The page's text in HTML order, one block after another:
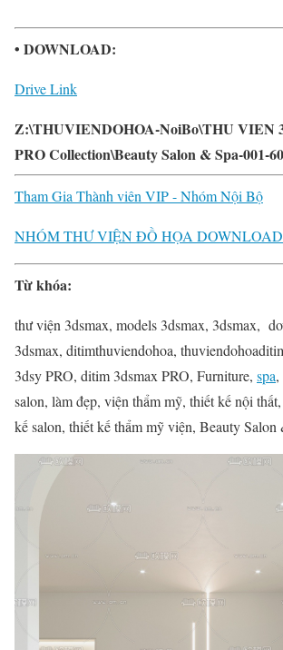
• DOWNLOAD:
Drive Link
Z:\THUVIENDOHOA-NoiBo\THU VIEN
PRO Collection\Beauty Salon & Spa-001-60
Tham Gia Thành viên VIP - Nhóm Nội Bộ
NHÓM THƯ VIỆN ĐỒ HỌA
Từ khóa:
thư viện 3dsmax, models 3dsmax, 3dsmax,
3dsmax, ditimthuviendohoa,
3dsy PRO, ditim 3dsmax PRO, Furniture, spa,
salon, làm đẹp, viện thẩm mỹ, thiết kế nội
kế salon, thiết kế thẩm mỹ viện, Beauty Salon